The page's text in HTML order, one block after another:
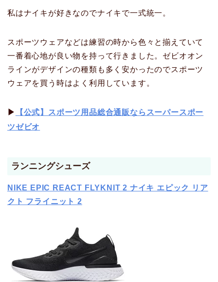
私はナイキが好きなのでナイキで一式統一。
スポーツウェアなどは練習の時から色々と揃えていて
一番着心地が良い物を持って行きました。ゼビオオン
ラインがデザインの種類も多く安かったのでスポーツ
ウェアを買う時はよく利用しています。
▶
【公式】スポーツ用品総合通販ならスーパースポー
ツゼビオ
ランニングシューズ
NIKE EPIC REACT FLYKNIT 2 ナイキ エピック リア
クト フライニット 2